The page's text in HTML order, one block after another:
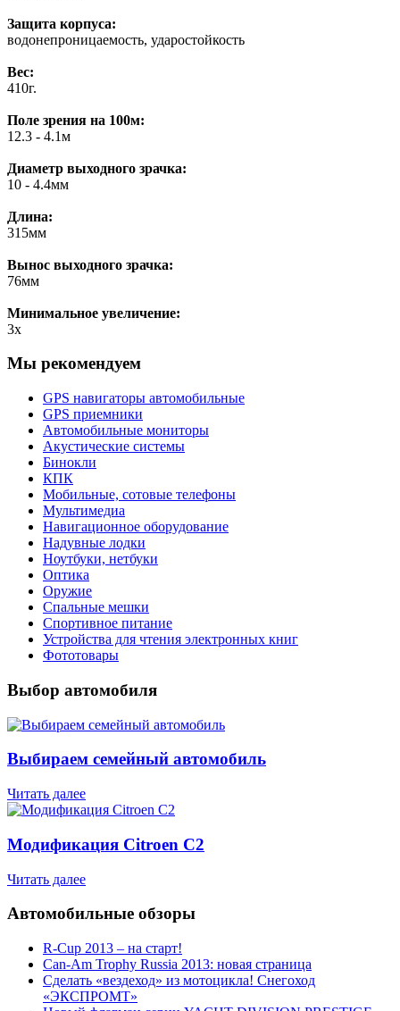
Защита корпуса:
водонепроницаемость, ударостойкость
Вес:
410г.
Поле зрения на 100м:
12.3 - 4.1м
Диаметр выходного зрачка:
10 - 4.4мм
Длина:
315мм
Вынос выходного зрачка:
76мм
Минимальное увеличение:
3x
Мы рекомендуем
GPS навигаторы автомобильные
GPS приемники
Автомобильные мониторы
Акустические системы
Бинокли
КПК
Мобильные, сотовые телефоны
Мультимедиа
Навигационное оборудование
Надувные лодки
Ноутбуки, нетбуки
Оптика
Оружие
Спальные мешки
Спортивное питание
Устройства для чтения электронных книг
Фототовары
Выбор автомобиля
Выбираем семейный автомобиль
Читать далее
Модификация Citroen С2
Читать далее
Автомобильные обзоры
R-Cup 2013 – на старт!
Can-Am Trophy Russia 2013: новая страница
Сделать «вездеход» из мотоцикла! Снегоход
«ЭКСПРОМТ»